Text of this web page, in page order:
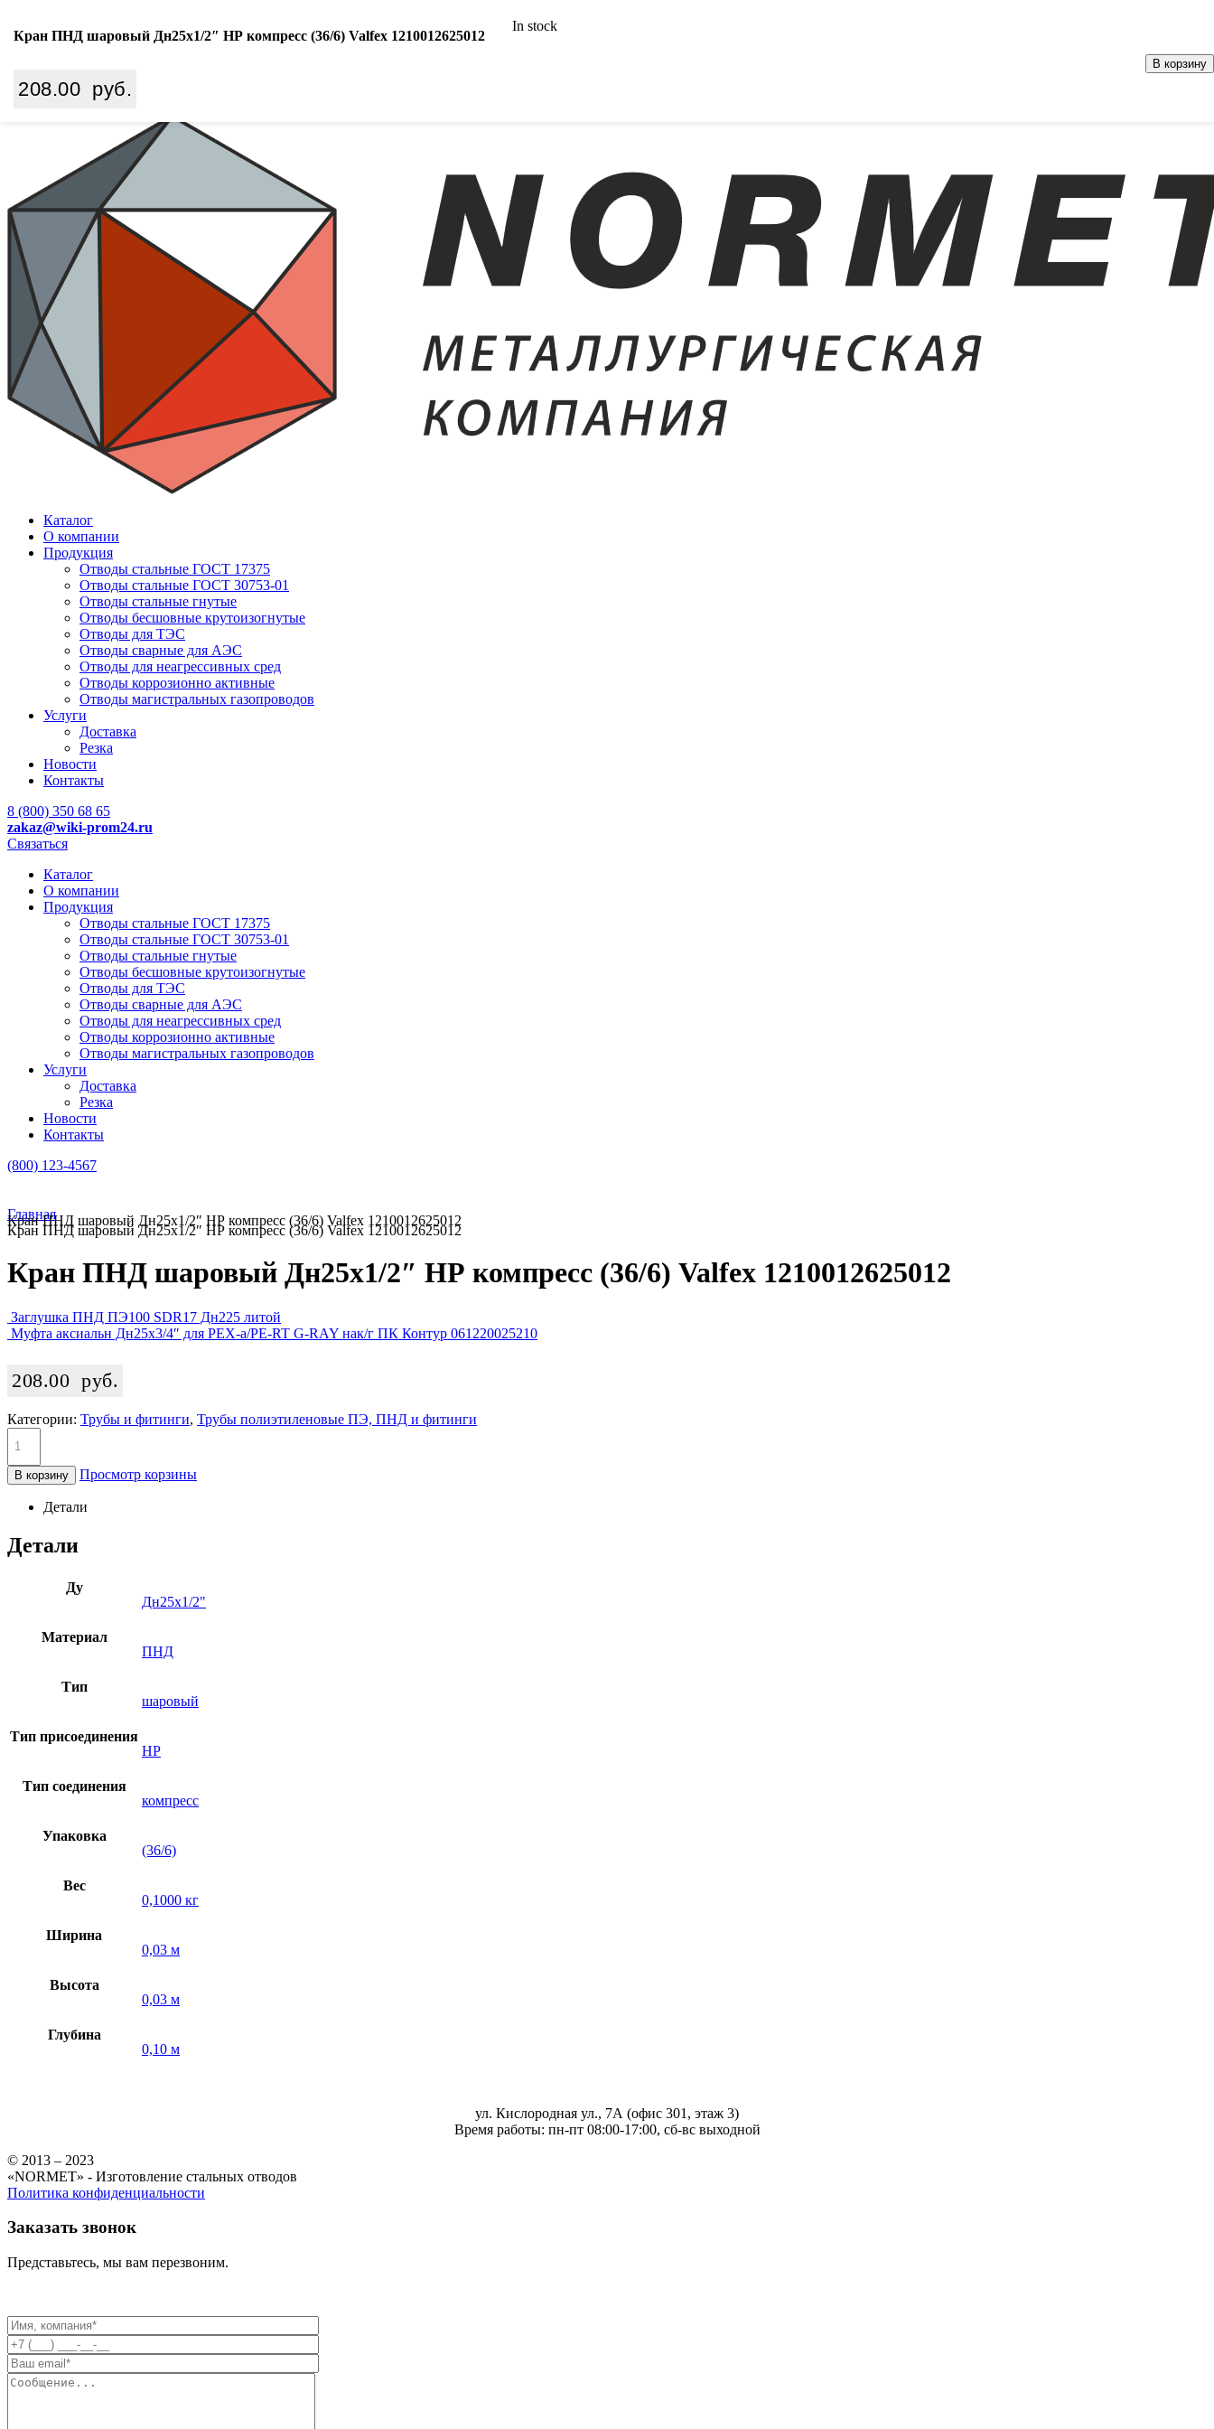
Екатеринбург
8 (800) 350 68 65
@wiki-prom24.ru
Каталог
О компании
Продукция
Отводы стальные ГОСТ 17375
Отводы стальные ГОСТ 30753-01
Отводы стальные гнутые
Отводы бесшовные крутоизогнутые
Отводы для ТЭС
Отводы сварные для АЭС
Отводы для неагрессивных сред
Отводы коррозионно активные
Отводы магистральных газопроводов
Услуги
Доставка
Резка
Новости
Контакты
8 (800) 350 68 65
zakaz@wiki-prom24.ru
Связаться
Каталог
О компании
Продукция
Отводы стальные ГОСТ 17375
Отводы стальные ГОСТ 30753-01
Отводы стальные гнутые
Отводы бесшовные крутоизогнутые
Отводы для ТЭС
Отводы сварные для АЭС
Отводы для неагрессивных сред
Отводы коррозионно активные
Отводы магистральных газопроводов
Услуги
Доставка
Резка
Новости
Контакты
(800) 123-4567
Главная
Кран ПНД шаровый Дн25х1/2″ НР компресс (36/6) Valfex 1210012625012
Кран ПНД шаровый Дн25х1/2″ НР компресс (36/6) Valfex 1210012625012
Кран ПНД шаровый Дн25х1/2″ НР компресс (36/6) Valfex 1210012625012
Заглушка ПНД ПЭ100 SDR17 Дн225 литой
Муфта аксиальн Дн25х3/4″ для PEX-а/PE-RT G-RAY нак/г ПК Контур 061220025210
Кран ПНД шаровый Дн25х1/2″ НР компресс (36/6) Valfex 1210012625012
208.00 руб.
In stock
В корзину
208.00 руб.
Категории: Трубы и фитинги, Трубы полиэтиленовые ПЭ, ПНД и фитинги
В корзину Просмотр корзины
Детали
Детали
Ду
Дн25х1/2"
Материал
ПНД
Тип
шаровый
Тип присоединения
НР
Тип соединения
компресс
Упаковка
(36/6)
Вес
0,1000 кг
Ширина
0,03 м
Высота
0,03 м
Глубина
0,10 м
ул. Кислородная ул., 7А (офис 301, этаж 3)
Время работы: пн-пт 08:00-17:00, сб-вс выходной
© 2013 – 2023
«NORMET» - Изготовление стальных отводов
Политика конфиденциальности
Заказать звонок
Представьтесь, мы вам перезвоним.